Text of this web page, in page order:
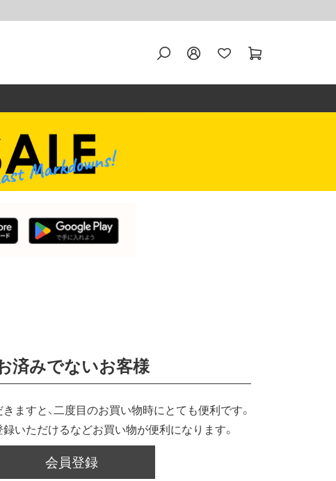
済みでないお客様
ますと、二度目のお買い物時にとても便利です。
いただけるなどお買い物が便利になります。
会員登録